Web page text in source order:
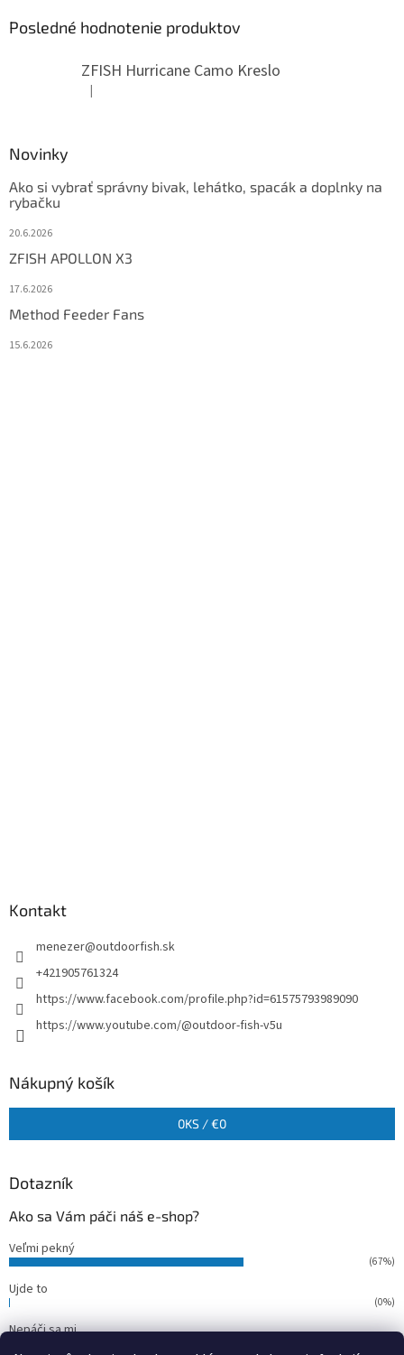
Posledné hodnotenie produktov
ZFISH Hurricane Camo Kreslo
Hodnotenie produktu je 5 z 5 hviezdičiek.
|
Novinky
Ako si vybrať správny bivak, lehátko, spacák a doplnky na
rybačku
20.6.2026
ZFISH APOLLON X3
17.6.2026
Method Feeder Fans
15.6.2026
Kontakt
menezer@outdoorfish.sk
+421905761324
https://www.facebook.com/profile.php?id=61575793989090
https://www.youtube.com/@outdoor-fish-v5u
Nákupný košík
0KS /€0
Dotazník
Ako sa Vám páči náš e-shop?
Veľmi pekný
(67%)
Ujde to
(0%)
Nepáči sa mi